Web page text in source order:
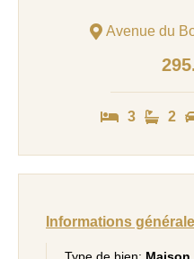
Avenue du
3 2
Informations